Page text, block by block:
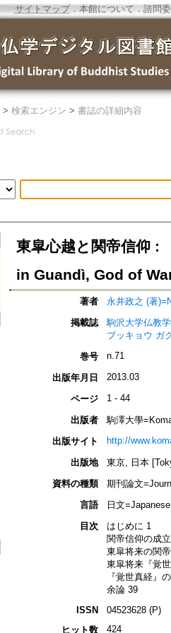
サイトマップ．本館について ． 諮問
> 検索エンジン > 書誌の詳細内容
東皐心越と関帝信仰 :
in Guandì, God of
著者
永井政之 (著
掲載誌
駒沢大学仏教
ブッキョウ ガ
巻号
n.71
出版年月日 2013.03
ページ 1 - 44
出版者
駒澤大學
出版サイト
http://
出版地
東京, 日本
資料の種類
期刊論文
言語
日文=Japanese
目次
はじめに 1
関帝信仰の成
東皐将来の関
東皐将来『覚
『覚世真経』
余論 39
ISSN
04523628 (P)
ヒット数
424